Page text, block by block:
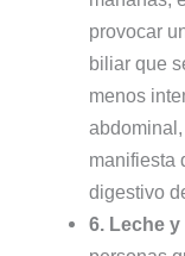
provocar
biliar que
menos
manifiesta
digestivo
6. Leche